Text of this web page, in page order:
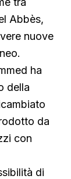
Abbès,
nuove
ha
della
da
con
di